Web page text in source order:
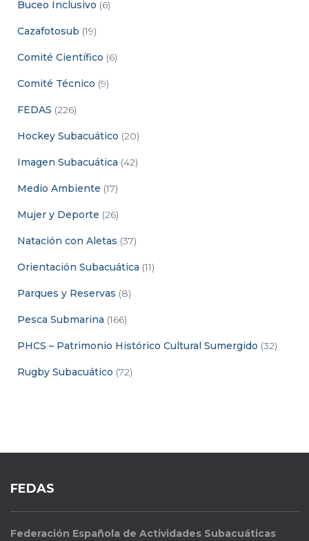
Buceo Inclusivo (6)
Cazafotosub (19)
Comité Científico (6)
Comité Técnico (9)
FEDAS (226)
Hockey Subacuático (20)
Imagen Subacuática (42)
Medio Ambiente (17)
Mujer y Deporte (26)
Natación con Aletas (37)
Orientación Subacuática (11)
Parques y Reservas (8)
Pesca Submarina (166)
PHCS – Patrimonio Histórico Cultural Sumergido (32)
Rugby Subacuático (72)
FEDAS
Federación Española de Actividades Subacuáticas